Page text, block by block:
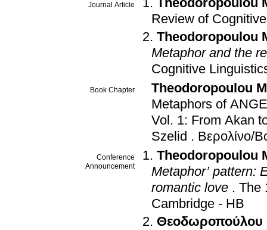
Journal Article
Theodoropoulou
Review of
Theodoropoulou
Metaphor and the
Cognitive
Book Chapter
Theodoropoulou
Metaphors of
Vol. 1: From Akan
Szelid . Βερολίνο/
Conference
Announcement
Theodoropoulou
Metaphor’ pattern:
romantic love . The
Cambridge - HB
Θεοδωροπούλου